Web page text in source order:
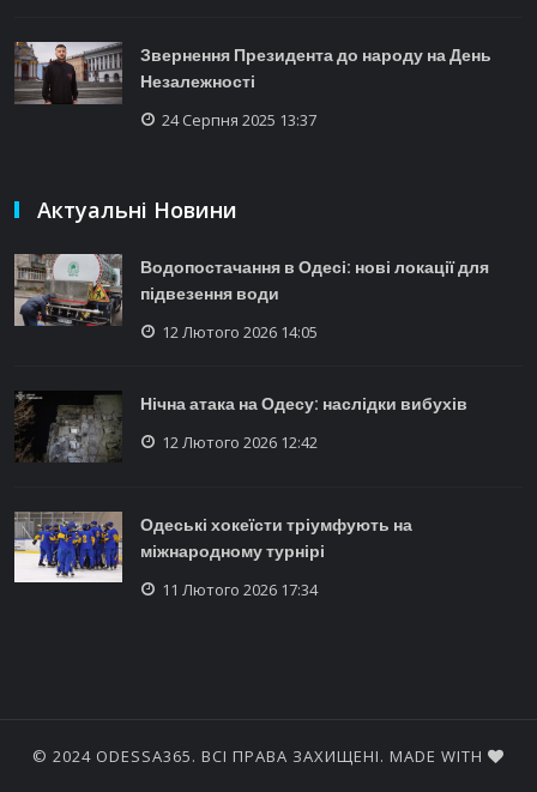
Звернення Президента до народу на День
Незалежності
24 Серпня 2025 13:37
Актуальні Новини
Водопостачання в Одесі: нові локації для
підвезення води
12 Лютого 2026 14:05
Нічна атака на Одесу: наслідки вибухів
12 Лютого 2026 12:42
Одеські хокеїсти тріумфують на
міжнародному турнірі
11 Лютого 2026 17:34
© 2024 ODESSA365. ВСІ ПРАВА ЗАХИЩЕНІ. MADE WITH